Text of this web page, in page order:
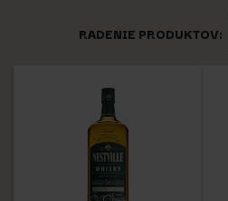
RADENIE PRODUKTOV: